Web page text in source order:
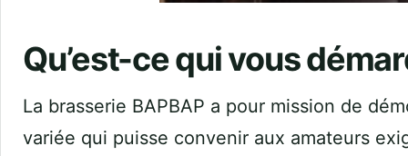
Qu’est-ce qui vous
La brasserie BAPBAP a pour mission de
variée qui puisse convenir aux amateurs